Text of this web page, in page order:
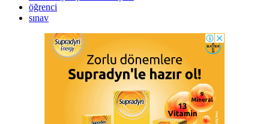
öğrenci
sınav